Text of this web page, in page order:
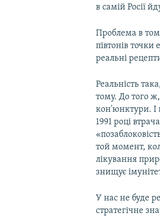
в самій Росії
Проблема в
півтонів
реальні
Реальність
тому. До того ж,
кон'юнктури. І
1991 році
той момент,
лікування
знищує
У нас не буде
стратегічне